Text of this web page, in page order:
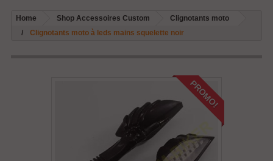
Home Shop Accessoires Custom
Clignotants moto
Clignotants moto à leds mains squelette noir
PROMO!